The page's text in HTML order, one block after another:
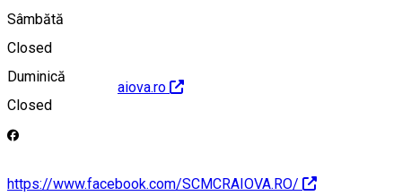
Sâmbătă
Closed
Duminică
Closed
http://www.scmcraiova.ro
https://www.facebook.com/SCMCRAIOVA.RO/